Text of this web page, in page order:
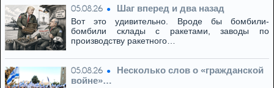
05.08.26 Шаг вперед и два назад
Вот это удивительно. Вроде бы бомбили-
бомбили склады с ракетами, заводы по
производству ракетного…
05.08.26
Несколько слов о «гражданской
войне»…